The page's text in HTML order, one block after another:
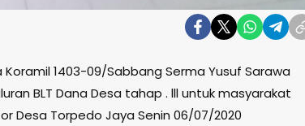
Koramil 1403-09/Sabbang Serma Yusuf Sarawa
BLT Dana Desa tahap . lll untuk masyarakat
Desa Torpedo Jaya Senin 06/07/2020